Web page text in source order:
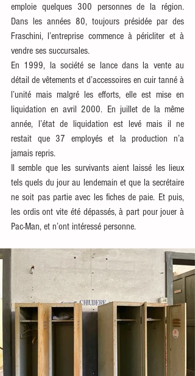
emploie quelques 300 personnes de la région.
Dans les années 80, toujours présidée par des
Fraschini, l’entreprise commence à péricliter et à
vendre ses succursales.
En 1999, la société se lance dans la vente au
détail de vêtements et d’accessoires en cuir tanné à
l’unité mais malgré les efforts, elle est mise en
liquidation en avril 2000. En juillet de la même
année, l’état de liquidation est levé mais il ne
restait que 37 employés et la production n’a
jamais repris.
Il semble que les survivants aient laissé les lieux
tels quels du jour au lendemain et que la secrétaire
ne soit pas partie avec les fiches de paie. Et puis,
les ordis ont vite été dépassés, à part pour jouer à
Pac-Man, et n’ont intéressé personne.